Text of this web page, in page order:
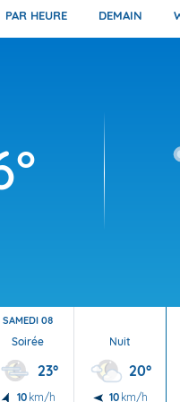
Wallis
Grand
PAR HEURE DEMAIN
SAMEDI 08
Soirée
23°
10 km/h
Nuit
20°
10 km/h